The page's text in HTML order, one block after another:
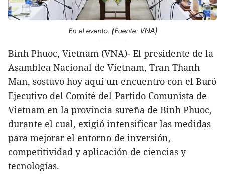
En el evento. (Fuente: VNA)
Binh Phuoc, Vietnam (VNA)- El presidente de la
Asamblea Nacional de Vietnam, Tran Thanh
Man, sostuvo hoy aquí un encuentro con el Buró
Ejecutivo del Comité del Partido Comunista de
Vietnam en la provincia sureña de Binh Phuoc,
durante el cual, exigió intensificar las medidas
para mejorar el entorno de inversión,
competitividad y aplicación de ciencias y
tecnologías.